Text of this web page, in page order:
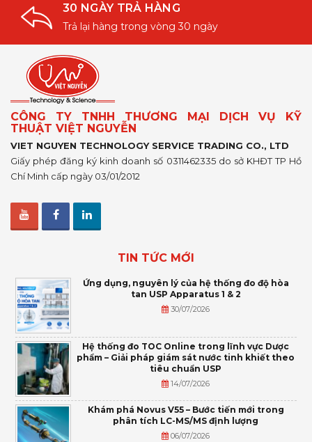
30 NGÀY TRẢ HÀNG
Trả lại hàng trong vòng 30 ngày
CÔNG TY TNHH THƯƠNG MẠI DỊCH VỤ KỸ
THUẬT VIỆT NGUYỄN
VIET NGUYEN TECHNOLOGY SERVICE TRADING CO., LTD
Giấy phép đăng ký kinh doanh số 0311462335 do sở KHĐT TP Hồ
Chí Minh cấp ngày 03/01/2012
TIN TỨC MỚI
Ứng dụng, nguyên lý của hệ thống đo độ hòa
tan USP Apparatus 1 & 2
30/07/2026
Hệ thống đo TOC Online trong lĩnh vực Dược
phẩm – Giải pháp giám sát nước tinh khiết theo
tiêu chuẩn USP
14/07/2026
Khám phá Novus V55 – Bước tiến mới trong
phân tích LC-MS/MS định lượng
06/07/2026